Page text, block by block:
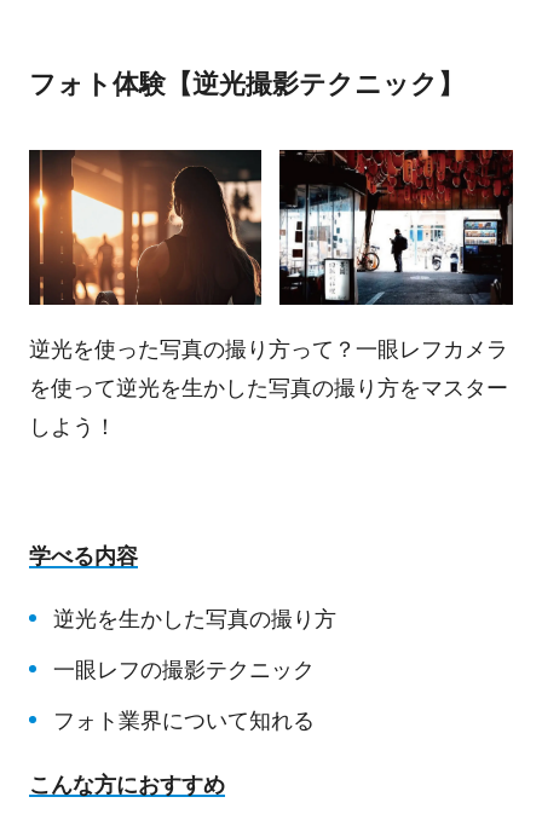
フォト体験【逆光撮影テクニック】
逆光を使った写真の撮り方って？一眼レフカメラ
を使って逆光を生かした写真の撮り方をマスター
しよう！
学べる内容
逆光を生かした写真の撮り方
一眼レフの撮影テクニック
フォト業界について知れる
こんな方におすすめ